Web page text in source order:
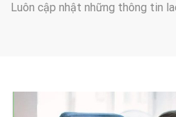
Luôn cập nhật những thông tin